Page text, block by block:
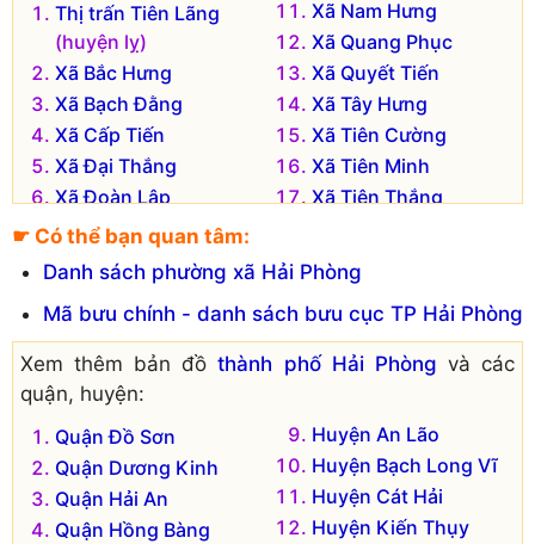
Thị trấn Tiên Lãng
(huyện lỵ)
Xã Bắc Hưng
Xã Bạch Đằng
Xã Cấp Tiến
Xã Đại Thắng
Xã Đoàn Lập
Xã Đông Hưng
Xã Hùng Thắng
Xã Khởi Nghĩa
Xã Kiến Thiết
Xã Nam Hưng
Xã Quang Phục
Xã Quyết Tiến
Xã Tây Hưng
Xã Tiên Cường
Xã Tiên Minh
Xã Tiên Thắng
Xã Toàn Thắng
Xã Tự Cường
Xã Vinh Quang
Đơn vị hành chính cũ hiện không còn tồn tại là:
Xã Tiên Hưng
☛ Có thể bạn quan tâm:
Danh sách phường xã Hải Phòng
Mã bưu chính - danh sách bưu cục TP Hải Phòng
Xem thêm bản đồthành phố Hải Phòng và các
quận, huyện:
Quận Đồ Sơn
Quận Dương Kinh
Quận Hải An
Quận Hồng Bàng
Huyện An Lão
Huyện Bạch Long Vĩ
Huyện Cát Hải
Huyện Kiến Thụy